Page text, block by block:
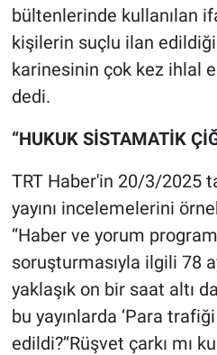
bültenlerinde kullanılan
kişilerin suçlu ilan
karinesinin çok kez ihlal
dedi.
“HUKUK SİSTAMATİK
TRT Haber'in 20/3/2025
yayını incelemelerini
“Haber ve yorum
soruşturmasıyla ilgili 78
yaklaşık on bir saat altı
bu yayınlarda ‘Para
edildi?’‘Rüşvet çarkı mı